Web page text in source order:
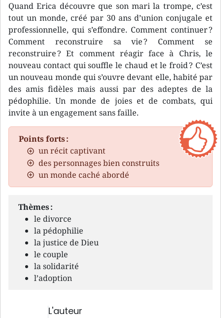
Quand Erica découvre que son mari la trompe, c’est
tout un monde, créé par 30 ans d’union conjugale et
professionnelle, qui s’effondre. Comment continuer ?
Comment reconstruire sa vie ? Comment se
reconstruire ? Et comment réagir face à Chris, le
nouveau contact qui souffle le chaud et le froid ? C’est
un nouveau monde qui s’ouvre devant elle, habité par
des amis fidèles mais aussi par des adeptes de la
pédophilie. Un monde de joies et de combats, qui
invite à un engagement sans faille.
Points forts :
un récit captivant
des personnages bien construits
un monde caché abordé
Thèmes :
le divorce
la pédophilie
la justice de Dieu
le couple
la solidarité
l’adoption
L'auteur